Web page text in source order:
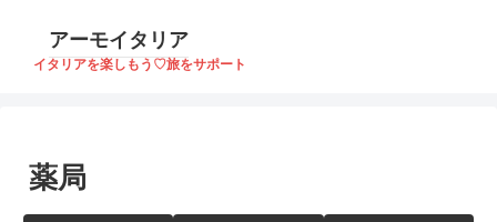
アーモイタリア
イタリアを楽しもう♡旅をサポート
薬局